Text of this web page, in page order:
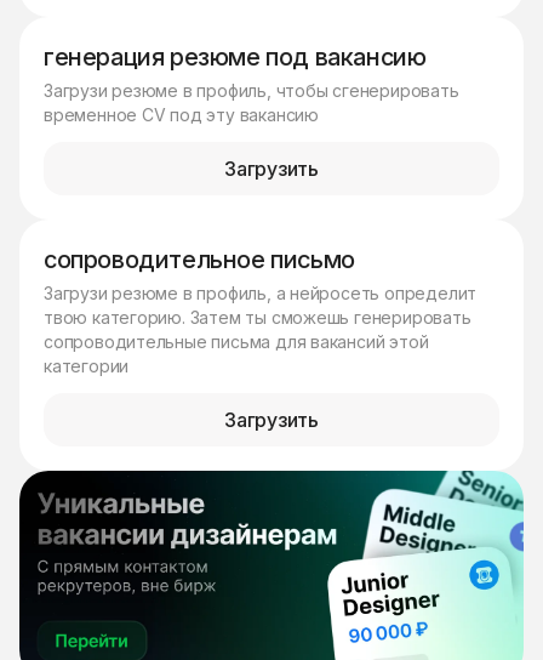
генерация резюме под вакансию
Загрузи резюме в профиль, чтобы сгенерировать
временное CV под эту вакансию
Загрузить
сопроводительное письмо
Загрузи резюме в профиль, а нейросеть определит
твою категорию. Затем ты сможешь генерировать
сопроводительные письма для вакансий этой
категории
Загрузить